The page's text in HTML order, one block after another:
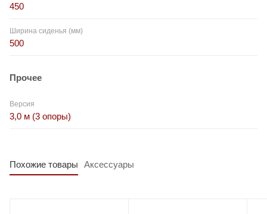
450
Ширина сиденья (мм)
500
Прочее
Версия
3,0 м (3 опоры)
Похожие товары Аксессуары